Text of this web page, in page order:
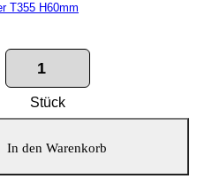
T355 H60mm
Stück